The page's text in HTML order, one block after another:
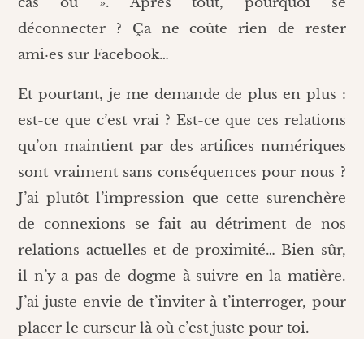
déconnecter ? Ça ne coûte rien de rester
ami·es sur Facebook…
Et pourtant, je me demande de plus en plus :
est-ce que c’est vrai ? Est-ce que ces relations
qu’on maintient par des artifices numériques
sont vraiment sans conséquences pour nous ?
J’ai plutôt l’impression que cette surenchère
de connexions se fait au détriment de nos
relations actuelles et de proximité… Bien sûr,
il n’y a pas de dogme à suivre en la matière.
J’ai juste envie de t’inviter à t’interroger, pour
placer le curseur là où c’est juste pour toi.